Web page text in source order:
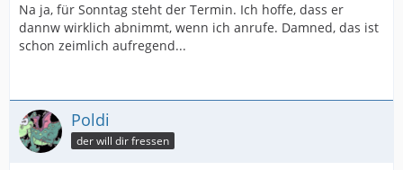
Na ja, für Sonntag steht der Termin. Ich hoffe, dass er
dannw wirklich abnimmt, wenn ich anrufe. Damned, das ist
schon zeimlich aufregend...
Poldi
der will dir fressen